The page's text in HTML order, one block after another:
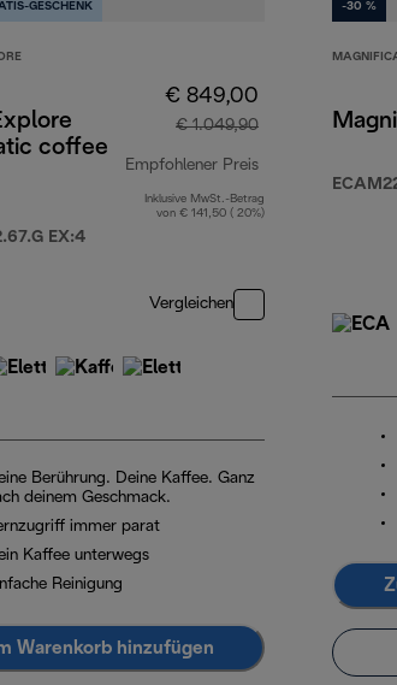
GESCHENK
coffee
EX:4
€ 849,00
€ 1.049,90
Empfohlener Preis
Originalpreis €
Inklusive MwSt.-Betrag
von € 141,50 ( 20%)
Vergleichen
Berührung. Deine Kaffee. Ganz
deinem Geschmack.
immer parat
Kaffee unterwegs
Reinigung
Warenkorb hinzufügen
-30 %